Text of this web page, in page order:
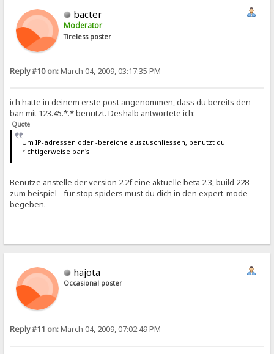
bacter
Moderator
Tireless poster
Reply #10 on:March 04, 2009, 03:17:35 PM
ich hatte in deinem erste post angenommen, dass du bereits den
ban mit 123.45.*.* benutzt. Deshalb antwortete ich:
Quote
Um IP-adressen oder -bereiche auszuschliessen, benutzt du
richtigerweise ban's.
Benutze anstelle der version 2.2f eine aktuelle beta 2.3, build 228
zum beispiel - für stop spiders must du dich in den expert-mode
begeben.
hajota
Occasional poster
Reply #11 on:March 04, 2009, 07:02:49 PM